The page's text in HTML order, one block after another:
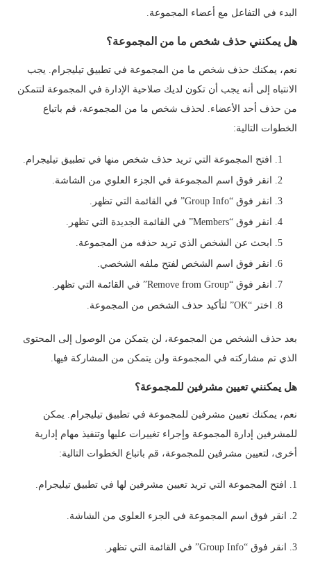
البدء في التفاعل مع أعضاء المجموعة.
هل يمكنني حذف شخص ما من المجموعة؟
نعم، يمكنك حذف شخص ما من المجموعة في تطبيق تيليجرام. يجب
الانتباه إلى أنه يجب أن تكون لديك صلاحية الإدارة في المجموعة لتتمكن
من حذف أحد الأعضاء. لحذف شخص ما من المجموعة، قم باتباع
الخطوات التالية:
افتح المجموعة التي تريد حذف شخص منها في تطبيق تيليجرام.
انقر فوق اسم المجموعة في الجزء العلوي من الشاشة.
انقر فوق “Group Info” في القائمة التي تظهر.
انقر فوق “Members” في القائمة الجديدة التي تظهر.
ابحث عن الشخص الذي تريد حذفه من المجموعة.
انقر فوق اسم الشخص لفتح ملفه الشخصي.
انقر فوق “Remove from Group” في القائمة التي تظهر.
اختر “OK” لتأكيد حذف الشخص من المجموعة.
بعد حذف الشخص من المجموعة، لن يتمكن من الوصول إلى المحتوى
الذي تم مشاركته في المجموعة ولن يتمكن من المشاركة فيها.
هل يمكنني تعيين مشرفين للمجموعة؟
نعم، يمكنك تعيين مشرفين للمجموعة في تطبيق تيليجرام. يمكن
للمشرفين إدارة المجموعة وإجراء تغييرات عليها وتنفيذ مهام إدارية
أخرى، لتعيين مشرفين للمجموعة، قم باتباع الخطوات التالية:
1. افتح المجموعة التي تريد تعيين مشرفين لها في تطبيق تيليجرام.
2. انقر فوق اسم المجموعة في الجزء العلوي من الشاشة.
3. انقر فوق “Group Info” في القائمة التي تظهر.